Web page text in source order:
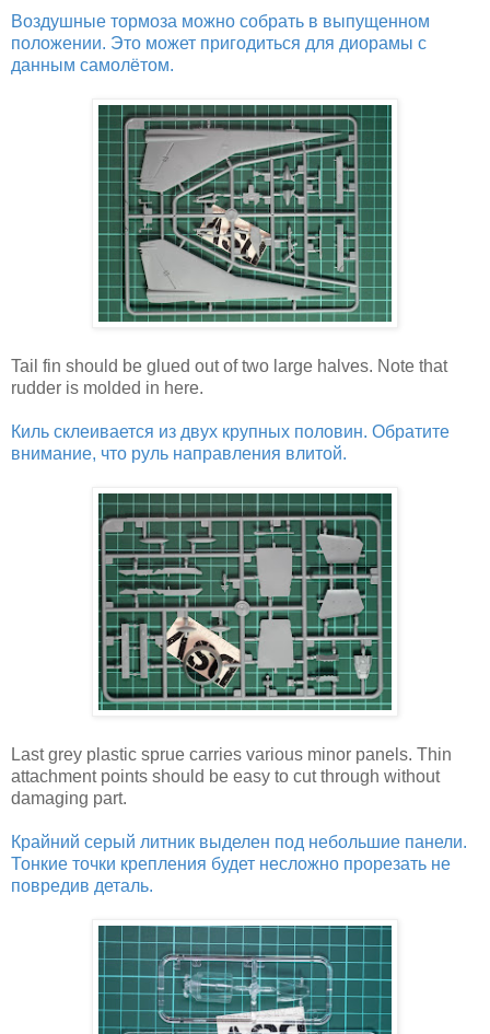
Воздушные тормоза можно собрать в выпущенном
положении. Это может пригодиться для диорамы с
данным самолётом.
Tail fin should be glued out of two large halves. Note that
rudder is molded in here.
Киль склеивается из двух крупных половин. Обратите
внимание, что руль направления влитой.
Last grey plastic sprue carries various minor panels. Thin
attachment points should be easy to cut through without
damaging part.
Крайний серый литник выделен под небольшие панели.
Тонкие точки крепления будет несложно прорезать не
повредив деталь.